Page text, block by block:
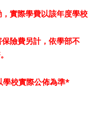
實際學費以該年度學校
險費另計，依學部不
校實際公佈為準*